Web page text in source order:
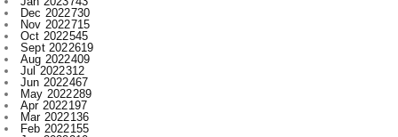
Aug 2022409
Jul 2022312
Jun 2022467
May 2022289
Apr 2022197
Mar 2022136
Feb 2022155
Jan 2022210
Dec 2021210
Nov 2021231
Oct 2021327